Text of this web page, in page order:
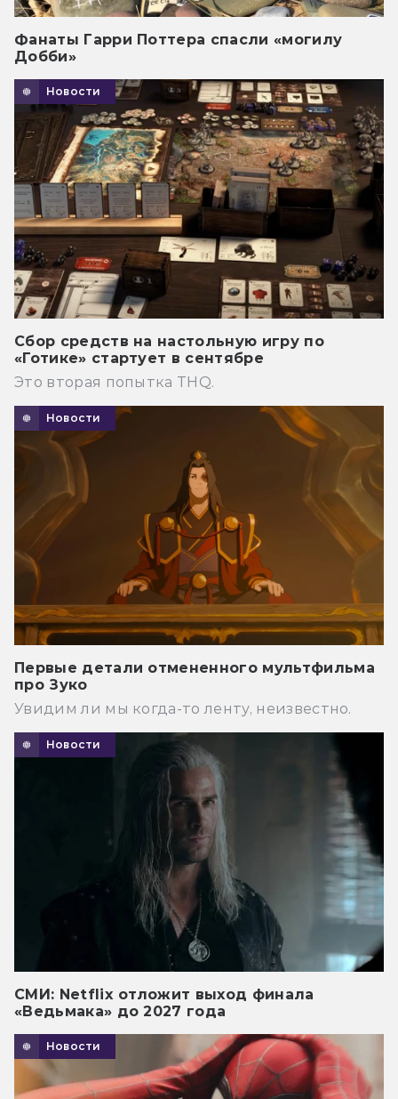
Фанаты Гарри Поттера спасли «могилу
Добби»
Новости
Сбор средств на настольную игру по
«Готике» стартует в сентябре
Это вторая попытка THQ.
Новости
Первые детали отмененного мультфильма
про Зуко
Увидим ли мы когда-то ленту, неизвестно.
Новости
СМИ: Netflix отложит выход финала
«Ведьмака» до 2027 года
Новости